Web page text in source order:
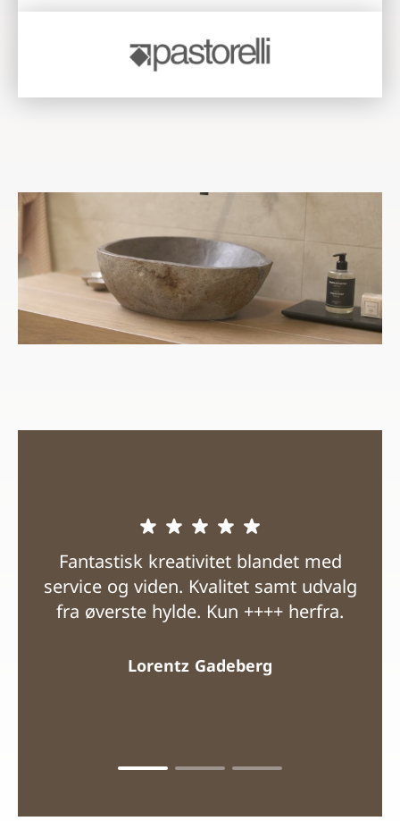
Fantastisk kreativitet blandet med
service og viden. Kvalitet samt udvalg
fra øverste hylde. Kun ++++ herfra.
Lorentz Gadeberg